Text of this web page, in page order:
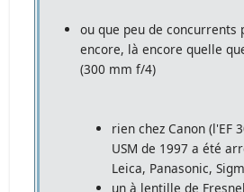
ou que peu de concurrents
encore, là encore quelle
(300 mm f/4)
rien chez Canon (l'EF
USM de 1997 a été
Leica, Panasonic,
un à lentille de